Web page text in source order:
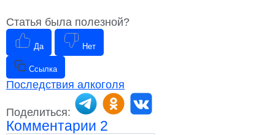
Статья была полезной?
Да Нет
Ссылка
Последствия алкоголя
Поделиться:
Комментарии 2